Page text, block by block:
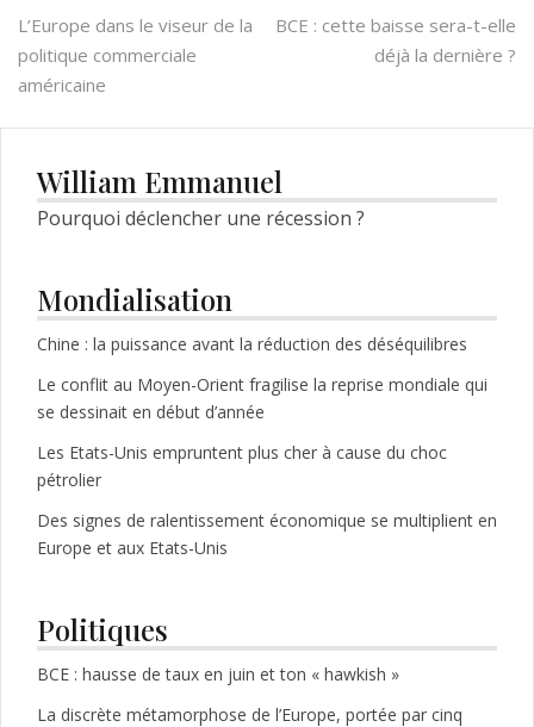
Navigation
de
l’article
L’Europe dans le viseur de la
politique commerciale
américaine
BCE : cette baisse sera-t-elle
déjà la dernière ?
William Emmanuel
Pourquoi déclencher une récession ?
Mondialisation
Chine : la puissance avant la réduction des déséquilibres
Le conflit au Moyen-Orient fragilise la reprise mondiale qui
se dessinait en début d’année
Les Etats-Unis empruntent plus cher à cause du choc
pétrolier
Des signes de ralentissement économique se multiplient en
Europe et aux Etats-Unis
Politiques
BCE : hausse de taux en juin et ton « hawkish »
La discrète métamorphose de l’Europe, portée par cinq